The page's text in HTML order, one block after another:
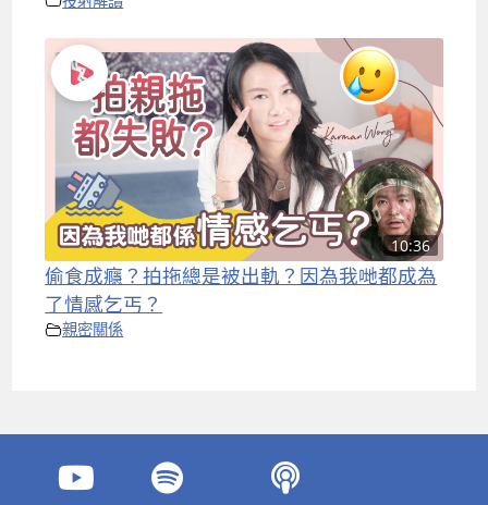
10:36
偷食成癮？拍拖總是被出軌？因為我哋都成為
了情感乞丐？
親密關係